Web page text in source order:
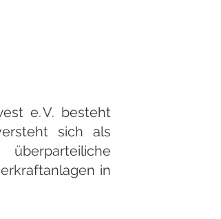
e. V. besteht
sich als
in